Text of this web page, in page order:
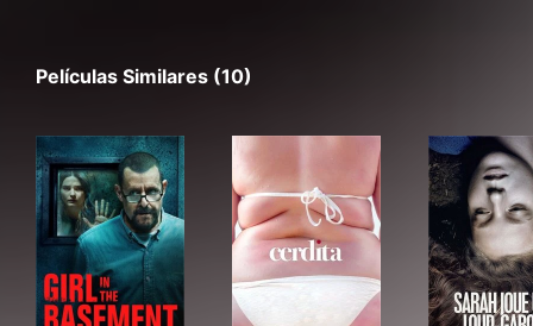
Películas Similares (10)